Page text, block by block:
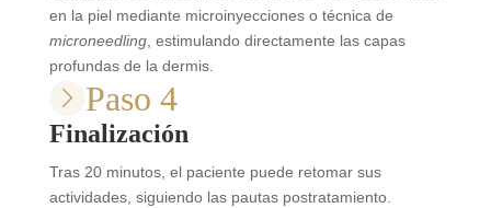
en la piel mediante microinyecciones o técnica de
microneedling, estimulando directamente las capas
profundas de la dermis.
Paso 4
Finalización
Tras 20 minutos, el paciente puede retomar sus
actividades, siguiendo las pautas postratamiento.